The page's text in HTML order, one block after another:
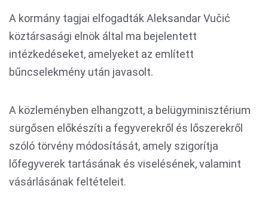
A kormány tagjai elfogadták Aleksandar Vučić
köztársasági elnök által ma bejelentett
intézkedéseket, amelyeket az említett
bűncselekmény után javasolt.
A közleményben elhangzott, a belügyminisztérium
sürgősen előkészíti a fegyverekről és lőszerekről
szóló törvény módosítását, amely szigorítja
lőfegyverek tartásának és viselésének, valamint
vásárlásának feltételeit.